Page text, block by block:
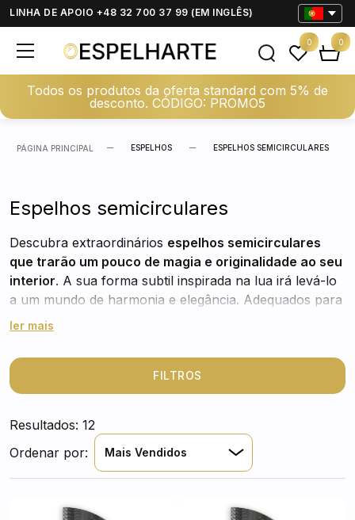
LINHA DE APOIO +48 32 700 37 99 (EM INGLÊS)
Todos os produtos da oferta standard com 5% de
desconto. CÓDIGO: PROMO5
0 0
PÁGINA PRINCIPAL ESPELHOS ESPELHOS SEMICIRCULARES
Espelhos semicirculares
Descubra extraordinários espelhos semicirculares
que trarão um pouco de magia e originalidade ao seu
interior. A sua forma subtil inspirada na lua irá levá-lo
a um mundo de harmonia e elegância. Adequados para
qualquer ambiente, os espelhos semicirculares são a
modernidade à sua casa. Deixe-se encantar e introduza
este toque único no seu espaço habitacional.
ler mais
FILTROS
Resultados: 12
Ordenar por:
Mais Vendidos